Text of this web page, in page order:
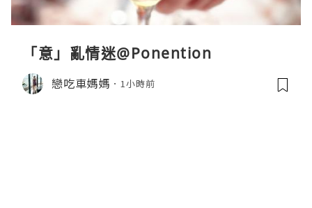
「意」亂情迷@Ponention
戀吃車媽媽 1小時前